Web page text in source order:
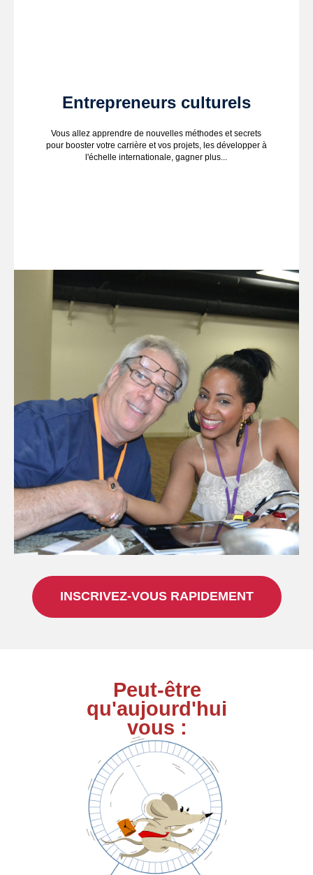
Entrepreneurs culturels
Vous allez apprendre de nouvelles méthodes et secrets
pour booster votre carrière et vos projets, les développer à
l'échelle internationale, gagner plus...
INSCRIVEZ-VOUS RAPIDEMENT
Peut-être
qu'aujourd'hui
vous :